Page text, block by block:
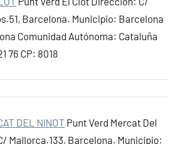
Barcelona. Municipio: Barcelona
Comunidad Autónoma: Cataluña
76 CP: 8018
DEL NINOT Punt Verd Mercat Del
Mallorca.133, Barcelona. Municipio: